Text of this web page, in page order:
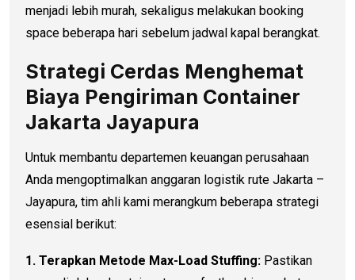
menjadi lebih murah, sekaligus melakukan booking
space beberapa hari sebelum jadwal kapal berangkat.
Strategi Cerdas Menghemat
Biaya Pengiriman Container
Jakarta Jayapura
Untuk membantu departemen keuangan perusahaan
Anda mengoptimalkan anggaran logistik rute Jakarta –
Jayapura, tim ahli kami merangkum beberapa strategi
esensial berikut:
1. Terapkan Metode Max-Load Stuffing: Pastikan